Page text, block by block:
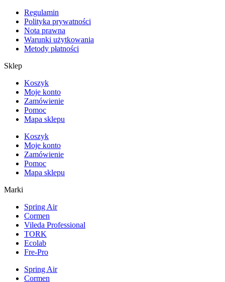
Regulamin
Polityka prywatności
Nota prawna
Warunki użytkowania
Metody płatności
Sklep
Koszyk
Moje konto
Zamówienie
Pomoc
Mapa sklepu
Koszyk
Moje konto
Zamówienie
Pomoc
Mapa sklepu
Marki
Spring Air
Cormen
Vileda Professional
TORK
Ecolab
Fre-Pro
Spring Air
Cormen